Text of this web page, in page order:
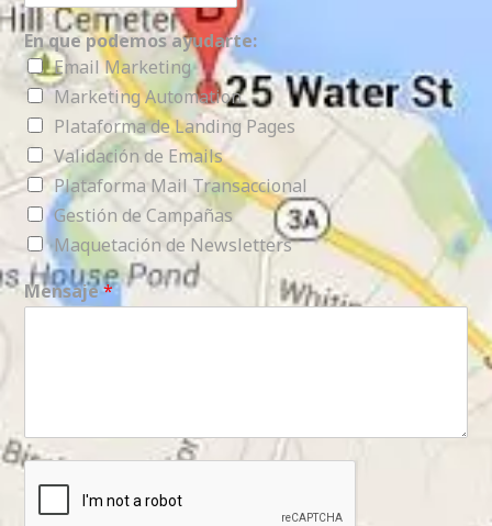
En que podemos ayudarte:
Email Marketing
Marketing Automation
Plataforma de Landing Pages
Validación de Emails
Plataforma Mail Transaccional
Gestión de Campañas
Maquetación de Newsletters
Mensaje*